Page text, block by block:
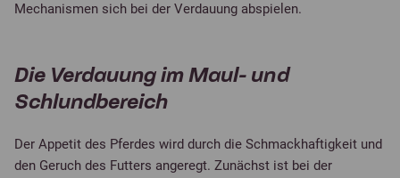
Mechanismen sich bei der Verdauung abspielen.
Die Verdauung im Maul- und
Schlundbereich
Der Appetit des Pferdes wird durch die Schmackhaftigkeit und
den Geruch des Futters angeregt. Zunächst ist bei der